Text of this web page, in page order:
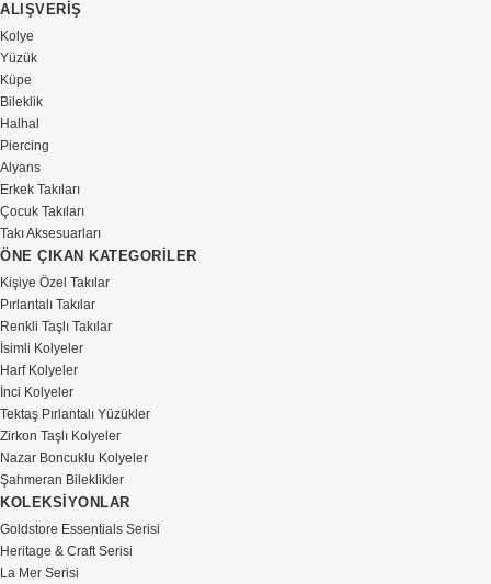
ALIŞVERİŞ
Kolye
Yüzük
Küpe
Bileklik
Halhal
Piercing
Alyans
Erkek Takıları
Çocuk Takıları
Takı Aksesuarları
ÖNE ÇIKAN KATEGORİLER
Kişiye Özel Takılar
Pırlantalı Takılar
Renkli Taşlı Takılar
İsimli Kolyeler
Harf Kolyeler
İnci Kolyeler
Tektaş Pırlantalı Yüzükler
Zirkon Taşlı Kolyeler
Nazar Boncuklu Kolyeler
Şahmeran Bileklikler
KOLEKSİYONLAR
Goldstore Essentials Serisi
Heritage & Craft Serisi
La Mer Serisi